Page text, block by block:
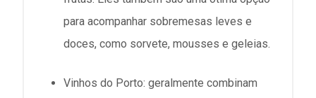
para acompanhar sobremesas leves e
doces, como sorvete, mousses e geleias.
Vinhos do Porto: geralmente combinam